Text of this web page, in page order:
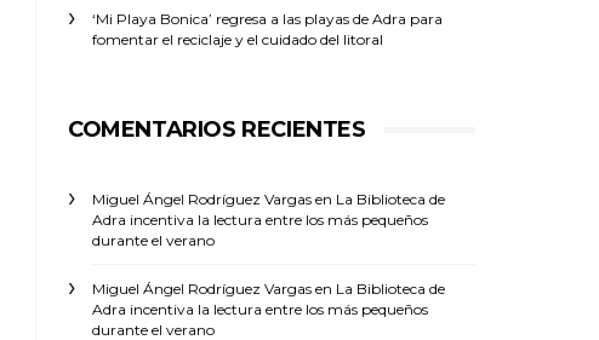
‘Mi Playa Bonica’ regresa a las playas de Adra para
fomentar el reciclaje y el cuidado del litoral
COMENTARIOS RECIENTES
Miguel Ángel Rodríguez Vargas en La Biblioteca de
Adra incentiva la lectura entre los más pequeños
durante el verano
Miguel Ángel Rodríguez Vargas en La Biblioteca de
Adra incentiva la lectura entre los más pequeños
durante el verano